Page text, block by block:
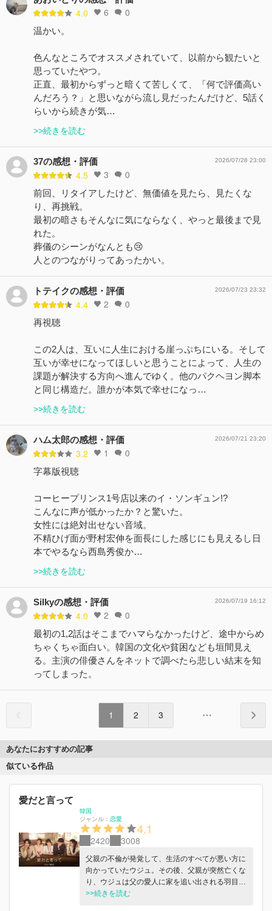
4.0 6 0
温かい。
色んなところでオススメされていて、以前から観たいと
思っていたやつ。
正直、最初からずっと暗くて苦しくて、「何で評価高い
んだろう？」と思いながら流し見だったんだけど、5話く
らいから続きが気…
>>続きを読む
37の感想・評価
4.5 3 0
2026/07/28 23:00
前回、リタイアしたけど、無価値を見たら、見たくな
り、再挑戦。
最初の暗さもそんなに気にならなく、やっと最後まで見
れた。
葬儀のシーンがなんとも😢
人とのつながりってあったかい。
トテイクの感想・評価
4.4 2 0
2026/07/23 23:32
再視聴
この2人は、互いに人生における崖っぷちにいる。そして
互いが幸せになってほしいと思うことによって、人生の
課題が解決する方向へ進んでゆく。他のパクヘヨン脚本
と同じ構造だ。誰かが本気で幸せになっ…
>>続きを読む
ハム太郎の感想・評価
3.2 1 0
2026/07/21 23:20
字幕版視聴
コーヒープリンス1号店以来のイ・ソンギュン!?
こんなに声が低かったか？と驚いた。
女性には絶対出せない音域。
不精ひげ面が野村宏伸を面長にした感じにも見えるし日
本でやるなら西島秀俊か…
>>続きを読む
Silkyの感想・評価
4.0 2 0
2026/07/19 16:12
最初の1,2話はそこまでハマらなかったけど、途中からめ
ちゃくちゃ面白い。韓国の文化や貧困なども垣間見え
る。主演の俳優さんをネットで調べたら悲しい結末を知
ってしまった。
1 2 3
あなたにおすすめの記事
似ている作品
愛だと言って
韓国
ジャンル： 恋愛
4.1
2420 3008
父親の不倫が発覚して、生活のすべてが悪い方に
向かっていたウジュ。その後、父親が突然亡くな
り、ウジュは父の愛人に家を追い出される羽目に
なる。人生を狂わされたウジュは復讐を企むが、
>>続きを読む